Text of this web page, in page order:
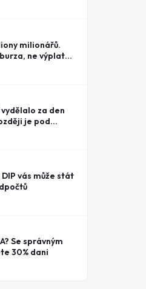
milionářů.
ne výplatní
za den
je pod
vás může stát
Se správným
30% dani